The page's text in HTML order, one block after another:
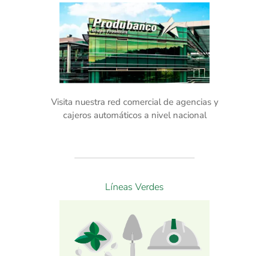
Visita nuestra red comercial de agencias y
cajeros automáticos a nivel nacional
Líneas Verdes